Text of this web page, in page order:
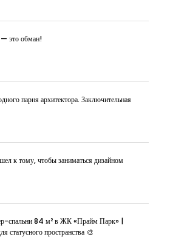
— это обман!
парня архитектора. Заключительная
к тому, чтобы заниматься дизайном
спальни 84 м² в ЖК «Прайм Парк» |
статусного пространства 🎨